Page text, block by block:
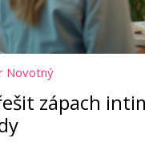
Novotný
zápach